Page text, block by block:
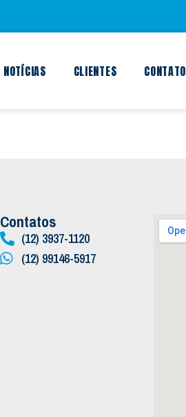
NOTÍCIAS CLIENTES CONTATO
Contatos
(12) 3937-1120
(12) 99146-5917